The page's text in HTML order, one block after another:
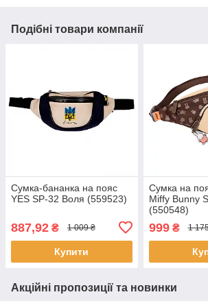
Подібні товари компанії
Сумка-бананка на пояс
YES SP-32 Воля (559523)
887,92 ₴ 1 009 ₴
Купити
Сумка на
Miffy Bunny
(550548)
999₴ 1
Акційні пропозиції та новинки